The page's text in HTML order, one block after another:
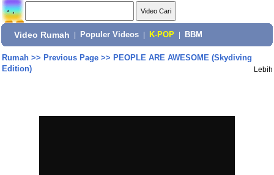
Video Rumah Populer Videos K-POP BBM
Rumah>> Previous Page>> PEOPLE ARE AWESOME (Skydiving
Edition)
Lebih